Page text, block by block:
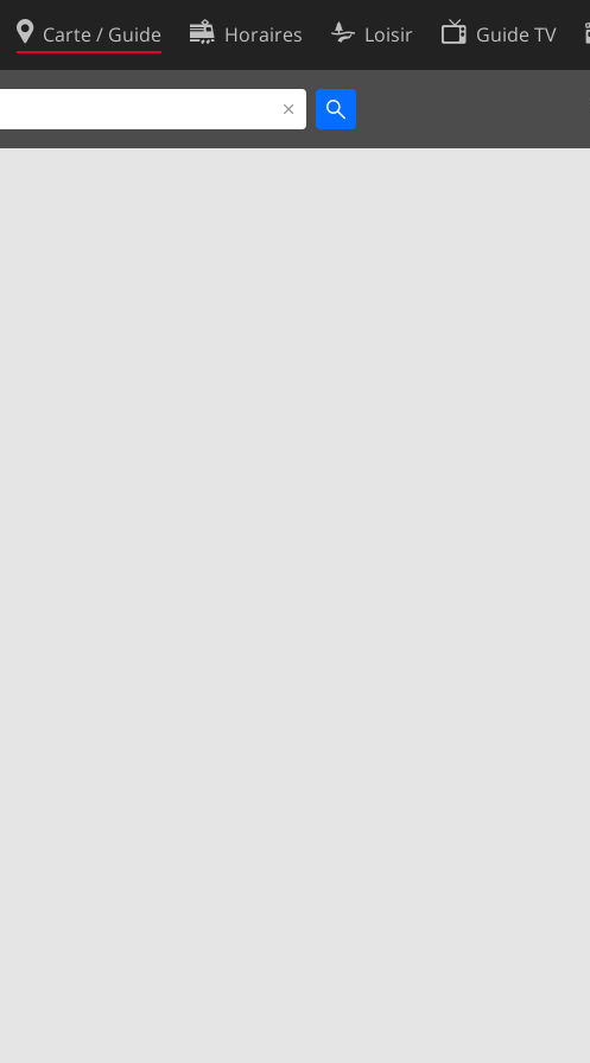
Carte / Guide Horaires Loisir Guide TV
Politique en matière de cookies
Préférences de cookies